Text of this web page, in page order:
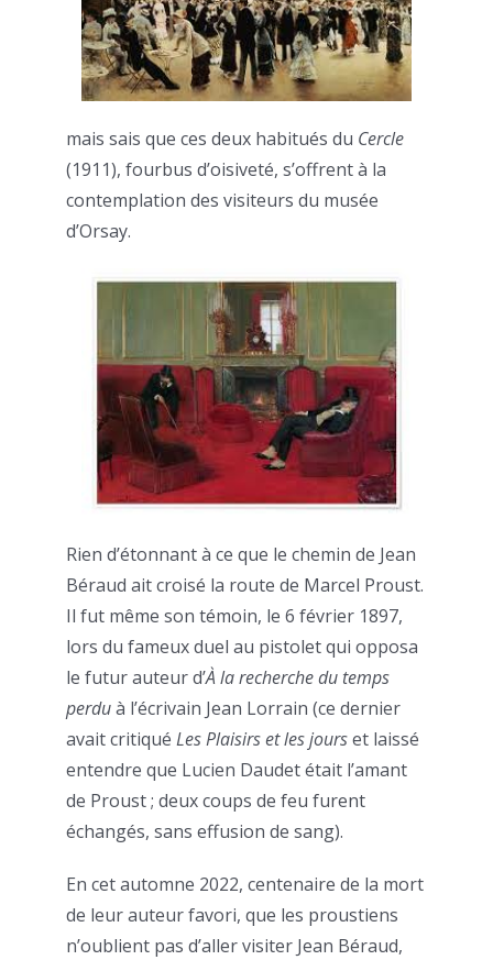
mais sais que ces deux habitués du Cercle
(1911), fourbus d’oisiveté, s’offrent à la
contemplation des visiteurs du musée
d’Orsay.
Rien d’étonnant à ce que le chemin de Jean
Béraud ait croisé la route de Marcel Proust.
Il fut même son témoin, le 6 février 1897,
lors du fameux duel au pistolet qui opposa
le futur auteur d’À la recherche du temps
perduà l’écrivain Jean Lorrain (ce dernier
avait critiqué Les Plaisirs et les jourset laissé
entendre que Lucien Daudet était l’amant
de Proust ; deux coups de feu furent
échangés, sans effusion de sang).
En cet automne 2022, centenaire de la mort
de leur auteur favori, que les proustiens
n’oublient pas d’aller visiter Jean Béraud,